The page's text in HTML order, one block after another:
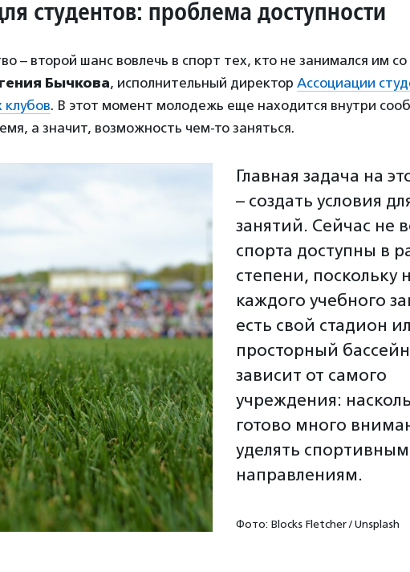
студентов: проблема доступности
– второй шанс вовлечь в спорт тех, кто не занимался им
Бычкова, исполнительный директор Ассоциации
клубов. В этот момент молодежь еще находится внутри
а значит, возможность чем-то заняться.
Главная задача на
– создать условия
занятий. Сейчас не
спорта доступны в
степени, поскольку
каждого учебного
есть свой стадион
просторный
зависит от самого
учреждения:
готово много
уделять спортивным
направлениям.
Фото: Blocks Fletcher / Unsplash